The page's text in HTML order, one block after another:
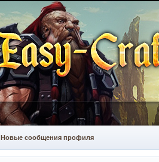
Новые сообщения профиля